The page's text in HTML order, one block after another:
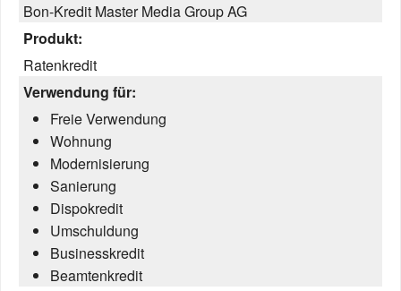
Bon-Kredit Master Media Group AG
Produkt:
Ratenkredit
Verwendung für:
Freie Verwendung
Wohnung
Modernisierung
Sanierung
Dispokredit
Umschuldung
Businesskredit
Beamtenkredit